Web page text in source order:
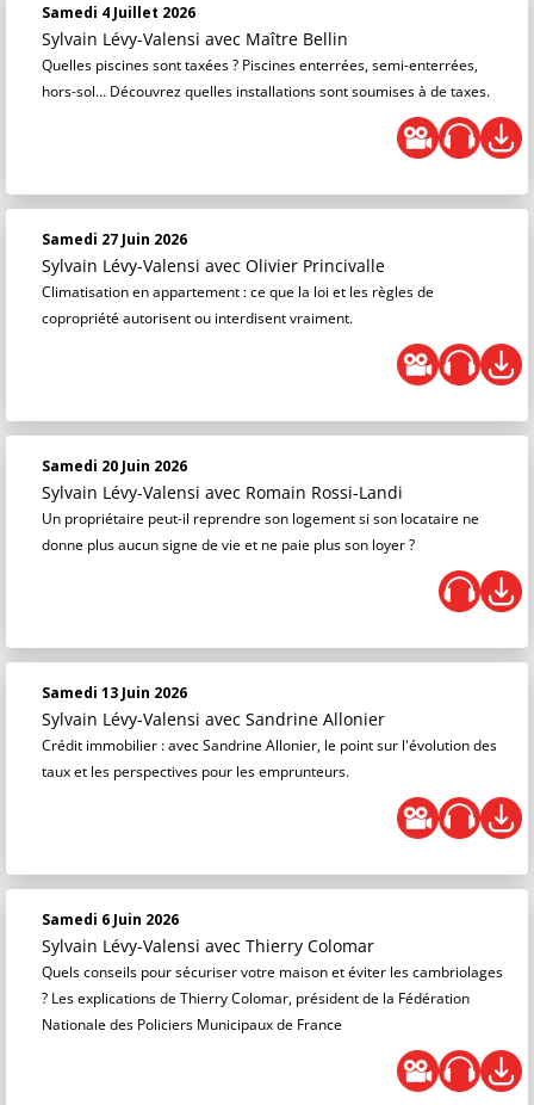
Samedi 4 Juillet 2026
Sylvain Lévy-Valensi avec Maître Bellin
Quelles piscines sont taxées ? Piscines enterrées, semi-enterrées,
hors-sol… Découvrez quelles installations sont soumises à de taxes.
Samedi 27 Juin 2026
Sylvain Lévy-Valensi avec Olivier Princivalle
Climatisation en appartement : ce que la loi et les règles de
copropriété autorisent ou interdisent vraiment.
Samedi 20 Juin 2026
Sylvain Lévy-Valensi avec Romain Rossi-Landi
Un propriétaire peut-il reprendre son logement si son locataire ne
donne plus aucun signe de vie et ne paie plus son loyer ?
Samedi 13 Juin 2026
Sylvain Lévy-Valensi avec Sandrine Allonier
Crédit immobilier : avec Sandrine Allonier, le point sur l'évolution des
taux et les perspectives pour les emprunteurs.
Samedi 6 Juin 2026
Sylvain Lévy-Valensi avec Thierry Colomar
Quels conseils pour sécuriser votre maison et éviter les cambriolages
? Les explications de Thierry Colomar, président de la Fédération
Nationale des Policiers Municipaux de France